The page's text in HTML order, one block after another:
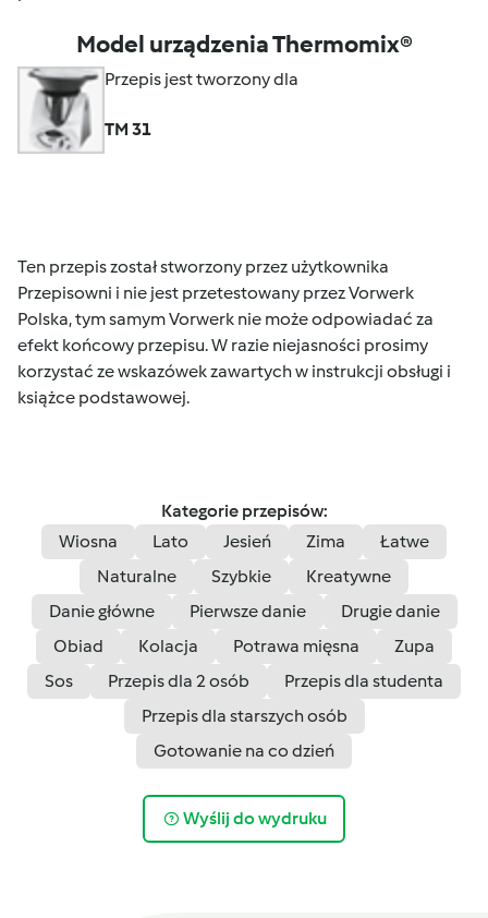
Model urządzenia Thermomix®
Przepis jest tworzony dla
TM 31
Ten przepis został stworzony przez użytkownika
Przepisowni i nie jest przetestowany przez Vorwerk
Polska, tym samym Vorwerk nie może odpowiadać za
efekt końcowy przepisu. W razie niejasności prosimy
korzystać ze wskazówek zawartych w instrukcji obsługi i
książce podstawowej.
Kategorie przepisów:
Wiosna
Lato Jesień Zima
Łatwe
Naturalne
Szybkie
Kreatywne
Danie główne
Pierwsze danie
Drugie danie
Obiad
Kolacja Potrawa mięsna
Zupa
Sos
Przepis dla 2 osób
Przepis dla studenta
Przepis dla starszych osób
Gotowanie na co dzień
Wyślij do wydruku